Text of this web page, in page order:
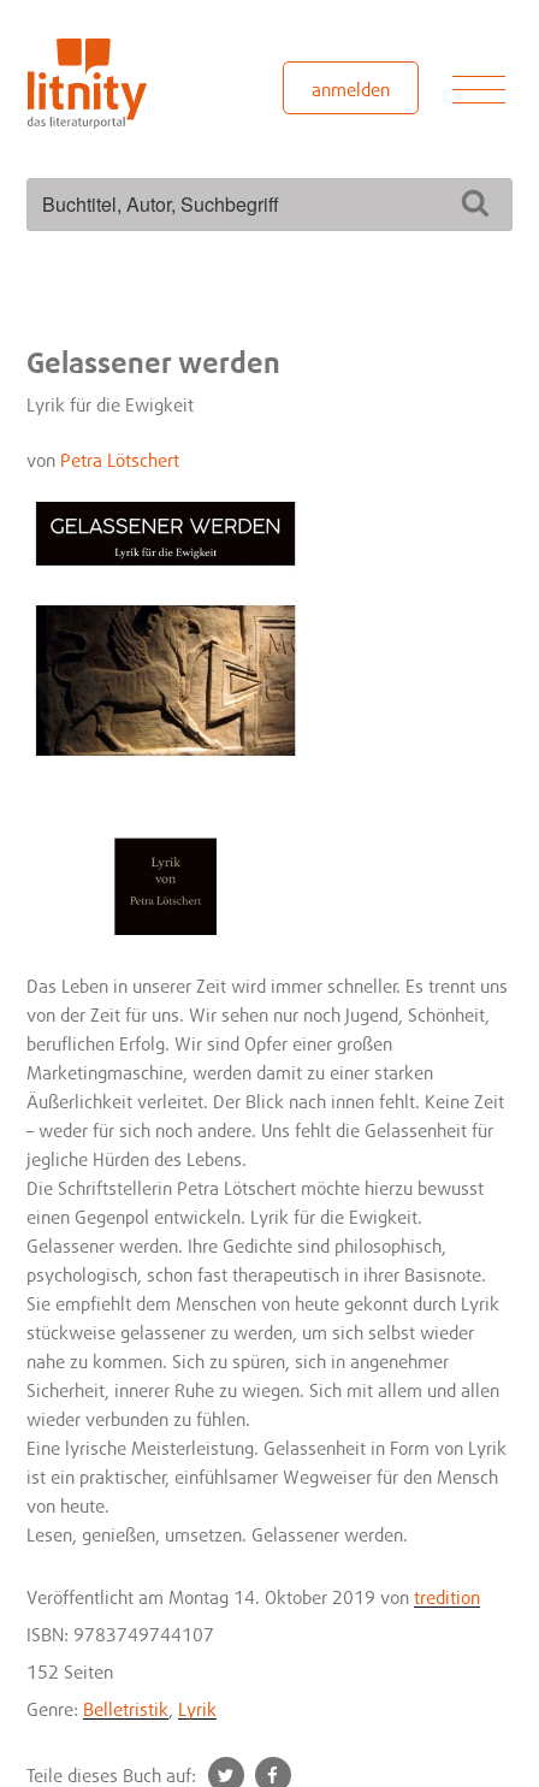
springen
anmelden
Gelassener werden
Lyrik für die Ewigkeit
von Petra Lötschert
Das Leben in unserer Zeit wird immer schneller. Es trennt uns
von der Zeit für uns. Wir sehen nur noch Jugend, Schönheit,
beruflichen Erfolg. Wir sind Opfer einer großen
Marketingmaschine, werden damit zu einer starken
Äußerlichkeit verleitet. Der Blick nach innen fehlt. Keine Zeit
– weder für sich noch andere. Uns fehlt die Gelassenheit für
jegliche Hürden des Lebens.
Die Schriftstellerin Petra Lötschert möchte hierzu bewusst
einen Gegenpol entwickeln. Lyrik für die Ewigkeit.
Gelassener werden. Ihre Gedichte sind philosophisch,
psychologisch, schon fast therapeutisch in ihrer Basisnote.
Sie empfiehlt dem Menschen von heute gekonnt durch Lyrik
stückweise gelassener zu werden, um sich selbst wieder
nahe zu kommen. Sich zu spüren, sich in angenehmer
Sicherheit, innerer Ruhe zu wiegen. Sich mit allem und allen
wieder verbunden zu fühlen.
Eine lyrische Meisterleistung. Gelassenheit in Form von Lyrik
ist ein praktischer, einfühlsamer Wegweiser für den Mensch
von heute.
Lesen, genießen, umsetzen. Gelassener werden.
Veröffentlicht am Montag 14. Oktober 2019 vontredition
ISBN: 9783749744107
152 Seiten
Genre: Belletristik Lyrik
Teile dieses Buch auf:
t